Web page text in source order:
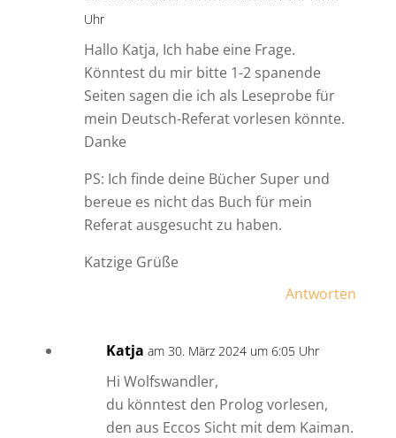
Uhr
Hallo Katja, Ich habe eine Frage.
Könntest du mir bitte 1-2 spanende
Seiten sagen die ich als Leseprobe für
mein Deutsch-Referat vorlesen könnte.
Danke
PS: Ich finde deine Bücher Super und
bereue es nicht das Buch für mein
Referat ausgesucht zu haben.
Katzige Grüße
Antworten
Katja am 30. März 2024 um 6:05 Uhr
Hi Wolfswandler,
du könntest den Prolog vorlesen,
den aus Eccos Sicht mit dem Kaiman.